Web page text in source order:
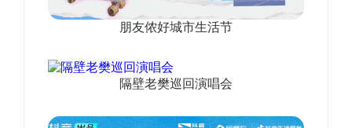
朋友侬好城市生活节
隔壁老樊巡回演唱会